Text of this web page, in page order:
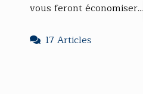
vous feront économiser...
17 Articles